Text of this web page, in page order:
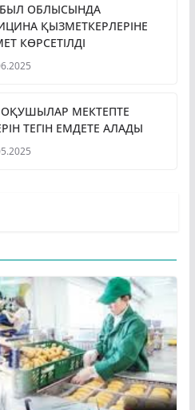
ОБЛЫСЫНДА
ҚЫЗМЕТКЕРЛЕРІНЕ
КӨРСЕТІЛДІ
ОҚУШЫЛАР МЕКТЕПТЕ
ТЕГІН ЕМДЕТЕ АЛАДЫ